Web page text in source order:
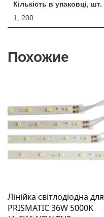
Кількість в упаковці, шт.
1, 200
Похожие
Лінійка світлодіодна для
PRISMATIC 36W 5000K